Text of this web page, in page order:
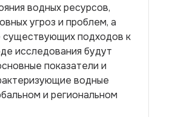
водных ресурсов,
угроз и проблем, а
существующих подходов к
исследования будут
показатели и
водные
и региональном